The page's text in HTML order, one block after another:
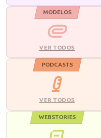
MODELOS
VER TODOS
PODCASTS
VER TODOS
WEBSTORIES